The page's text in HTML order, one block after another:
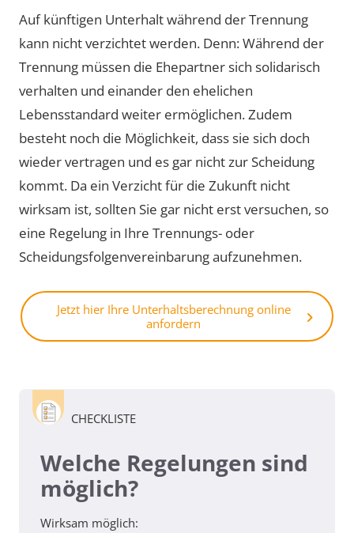
Auf künftigen Unterhalt während der Trennung
kann nicht verzichtet werden. Denn: Während der
Trennung müssen die Ehepartner sich solidarisch
verhalten und einander den ehelichen
Lebensstandard weiter ermöglichen. Zudem
besteht noch die Möglichkeit, dass sie sich doch
wieder vertragen und es gar nicht zur Scheidung
kommt. Da ein Verzicht für die Zukunft nicht
wirksam ist, sollten Sie gar nicht erst versuchen, so
eine Regelung in Ihre Trennungs- oder
Scheidungsfolgenvereinbarung aufzunehmen.
Jetzt hier Ihre Unterhaltsberechnung online
anfordern
CHECKLISTE
Welche Regelungen sind
möglich?
Wirksam möglich: